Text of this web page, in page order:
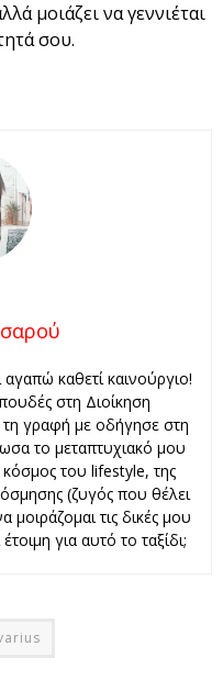
μοιάζει να γεννιέται
σου.
καθετί καινούργιο!
στη Διοίκηση
γραφή με οδήγησε στη
το μεταπτυχιακό μου
του lifestyle, της
(ζυγός που θέλει
τις δικές μου
για αυτό το ταξίδι;